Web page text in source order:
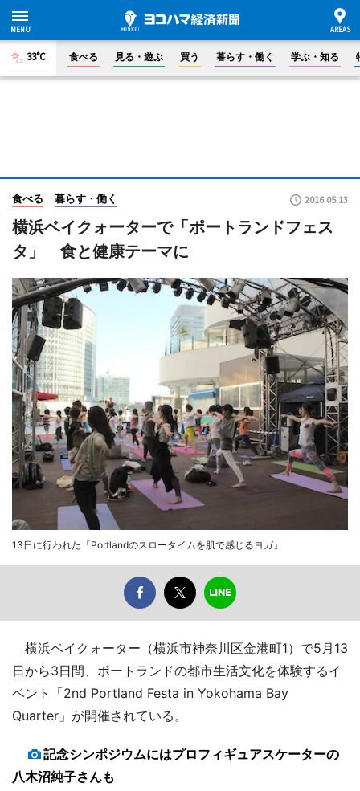
33°C 食べる 見る・遊ぶ 買う 暮らす・働く 学ぶ・知る
食べる 暮らす・働く 2016.05.13
横浜ベイクォーターで「ポートランドフェス
タ」 食と健康テーマに
13日に行われた「Portlandのスロータイムを肌で感じるヨガ」
横浜ベイクォーター（横浜市神奈川区金港町1）で5月13
日から3日間、ポートランドの都市生活文化を体験するイ
ベント「2nd Portland Festa in Yokohama Bay
Quarter」が開催されている。
記念シンポジウムにはプロフィギュアスケーターの
八木沼純子さんも